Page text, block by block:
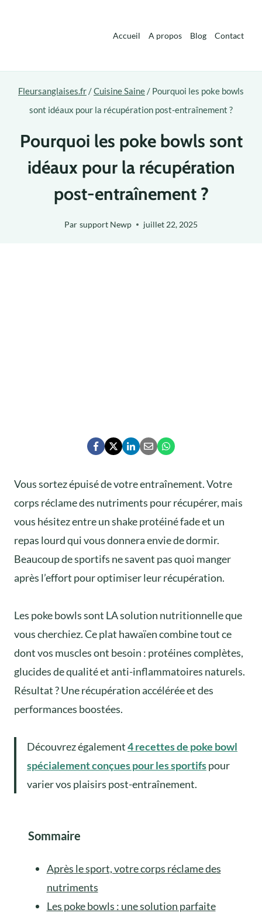
Accueil A propos Blog Contact
Fleursanglaises.fr/Cuisine Saine/ Pourquoi les poke bowls
sont idéaux pour la récupération post-entraînement ?
Pourquoi les poke bowls sont
idéaux pour la récupération
post-entraînement ?
Par support Newp juillet 22, 2025
Vous sortez épuisé de votre entraînement. Votre
corps réclame des nutriments pour récupérer, mais
vous hésitez entre un shake protéiné fade et un
repas lourd qui vous donnera envie de dormir.
Beaucoup de sportifs ne savent pas quoi manger
après l’effort pour optimiser leur récupération.
Les poke bowls sont LA solution nutritionnelle que
vous cherchiez. Ce plat hawaïen combine tout ce
dont vos muscles ont besoin : protéines complètes,
glucides de qualité et anti-inflammatoires naturels.
Résultat ? Une récupération accélérée et des
performances boostées.
Découvrez également4 recettes de poke bowl
spécialement conçues pour les sportifspour
varier vos plaisirs post-entraînement.
Sommaire
Après le sport, votre corps réclame des
nutriments
Les poke bowls : une solution parfaite